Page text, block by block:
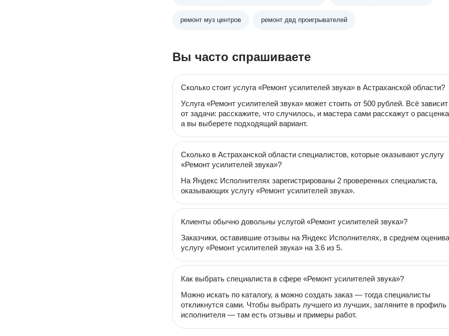
ремонт муз центров ремонт двд проигрывателей
Вы часто спрашиваете
Сколько стоит услуга «Ремонт усилителей звука» в Астраханской области?
Услуга «Ремонт усилителей звука» может стоить от 500 рублей. Всё зависит
от задачи: расскажите, что случилось, и мастера сами расскажут о
а вы выберете подходящий вариант.
Сколько в Астраханской области специалистов, которые оказывают услугу
«Ремонт усилителей звука»?
На Яндекс Исполнителях зарегистрированы 2 проверенных специалиста,
оказывающих услугу «Ремонт усилителей звука».
Клиенты обычно довольны услугой «Ремонт усилителей звука»?
Заказчики, оставившие отзывы на Яндекс Исполнителях, в среднем
услугу «Ремонт усилителей звука» на 3.6 из 5.
Как выбрать специалиста в сфере «Ремонт усилителей звука»?
Можно искать по каталогу, а можно создать заказ — тогда специалисты
откликнутся сами. Чтобы выбрать лучшего из лучших, загляните в профиль
исполнителя — там есть отзывы и примеры работ.